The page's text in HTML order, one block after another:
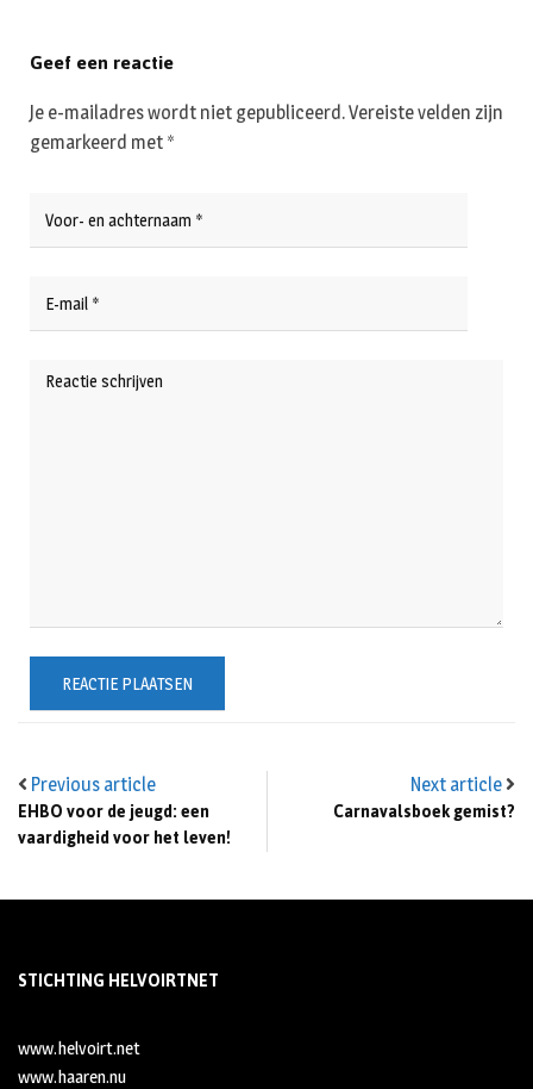
Previous article
EHBO voor de jeugd: een
vaardigheid voor het leven!
Next article
Carnavalsboek gemist?
Geef een reactie
Je e-mailadres wordt niet gepubliceerd.Vereiste velden zijn
gemarkeerd met *
STICHTING HELVOIRTNET
www.helvoirt.net
www.haaren.nu